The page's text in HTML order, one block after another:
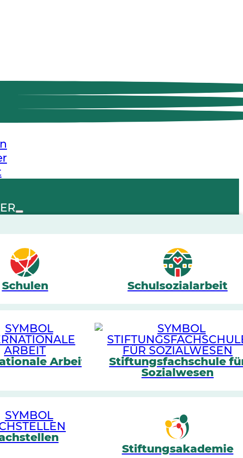
Schulen Schulsozialarbeit
Arbeit Stiftungsfachschule
Sozialwesen
Stiftungsakademie